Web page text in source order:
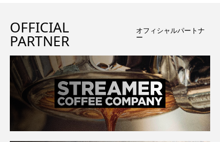
OFFICIAL
PARTNER
オフィシャルパートナ
ー